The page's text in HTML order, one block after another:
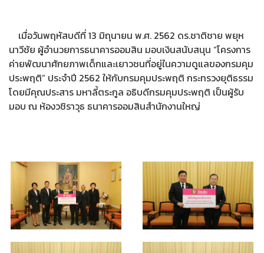
เมื่อวันพฤหัสบดีที่ 13 มิถุนายน พ.ศ. 2562 ดร.ชาติชาย พยุห
นาวีชัย ผู้อำนวยการธนาคารออมสิน มอบเงินสนับสนุน “โครงการ
ค่ายพัฒนาศักยภาพเด็กและเยาวชนที่อยู่ในความดูแลของกรมคุม
ประพฤติ” ประจำปี 2562 ให้กับกรมคุมประพฤติ กระทรวงยุติธรรม
โดยมีคุณประสาร มหาลี้ตระกูล อธิบดีกรมคุมประพฤติ เป็นผู้รับ
มอบ ณ ห้องวชิราวุธ ธนาคารออมสินสำนักงานใหญ่